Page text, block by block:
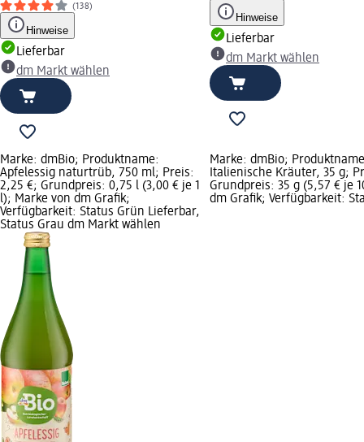
(138)
Hinweise
Lieferbar
dm Markt wählen
Hinweise
Lieferbar
dm Markt wählen
Marke: dmBio; Produktname:
Apfelessig naturtrüb, 750 ml; Preis:
2,25 €; Grundpreis: 0,75 l (3,00 € je 1
l); Marke von dm Grafik;
Verfügbarkeit: Status Grün Lieferbar,
Status Grau dm Markt wählen
Marke: dmBio;
Italienische Kräuter, 35 g;
Grundpreis: 35 g (5,57 € je
dm Grafik; Verfügbarkeit: